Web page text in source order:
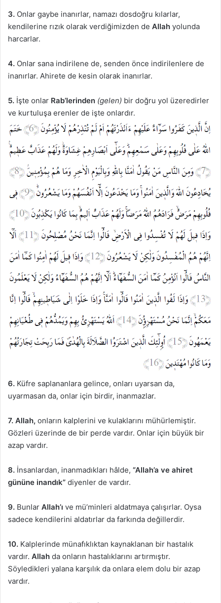
3. Onlar gaybe inanırlar, namazı dosdoğru kılarlar,
kendilerine rızık olarak verdiğimizden de Allah yolunda
harcarlar.
4. Onlar sana indirilene de, senden önce indirilenlere de
inanırlar. Ahirete de kesin olarak inanırlar.
5. İşte onlar Rab’lerinden (gelen) bir doğru yol üzeredirler
ve kurtuluşa erenler de işte onlardır.
6. Küfre saplananlara gelince, onları uyarsan da,
uyarmasan da, onlar için birdir, inanmazlar.
7. Allah, onların kalplerini ve kulaklarını mühürlemiştir.
Gözleri üzerinde de bir perde vardır. Onlar için büyük bir
azap vardır.
8. İnsanlardan, inanmadıkları hâlde, “Allah’a ve ahiret
gününe inandık” diyenler de vardır.
9. Bunlar Allah’ı ve mü’minleri aldatmaya çalışırlar. Oysa
sadece kendilerini aldatırlar da farkında değillerdir.
10. Kalplerinde münafıklıktan kaynaklanan bir hastalık
vardır. Allah da onların hastalıklarını artırmıştır.
Söyledikleri yalana karşılık da onlara elem dolu bir azap
vardır.